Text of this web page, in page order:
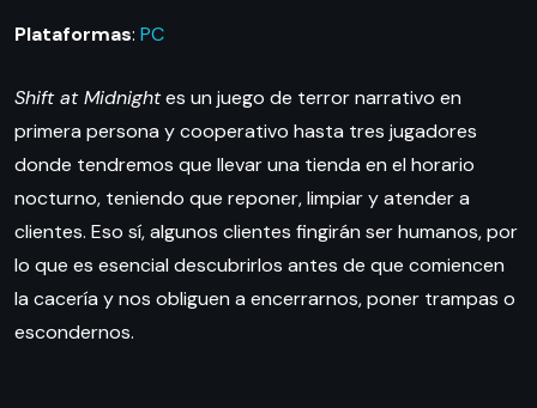
Plataformas: PC
Shift at Midnightes un juego de terror narrativo en
primera persona y cooperativo hasta tres jugadores
donde tendremos que llevar una tienda en el horario
nocturno, teniendo que reponer, limpiar y atender a
clientes. Eso sí, algunos clientes fingirán ser humanos, por
lo que es esencial descubrirlos antes de que comiencen
la cacería y nos obliguen a encerrarnos, poner trampas o
escondernos.